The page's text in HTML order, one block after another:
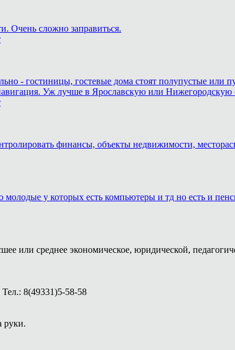
Очень сложно заправиться.
- гостиницы, гостевые дома стоят полупустые
Уж лучше в Ярославскую или Нижегородскую
финансы, объекты недвижимости,
молодые у которых есть компьютеры и тд но есть и
или среднее экономическое, юридической,
8(49331)5-58-58
руки.